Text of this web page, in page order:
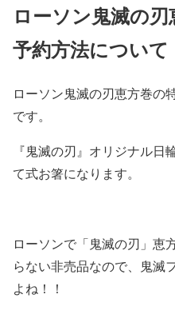
ローソン鬼滅の
予約方法について
ローソン鬼滅の刃恵方巻の
です。
『鬼滅の刃』オリジナル日
て式お箸になります。
ローソンで「鬼滅の刃」恵
らない非売品なので、鬼滅
よね！！